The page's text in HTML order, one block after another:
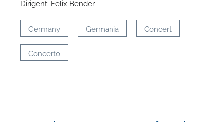
Dirigent: Felix Bender
Germany Germania Concert
Concerto